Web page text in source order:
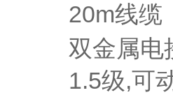
20m线缆
双金属
1.5级,可